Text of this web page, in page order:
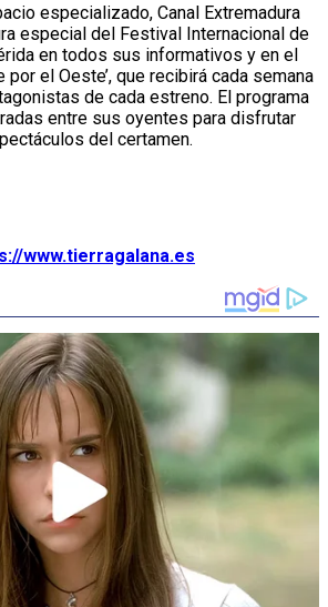
especializado, Canal Extremadura
especial del Festival Internacional de
en todos sus informativos y en el
por el Oeste’, que recibirá cada semana
de cada estreno. El programa
entre sus oyentes para disfrutar
del certamen.
www.tierragalana.es